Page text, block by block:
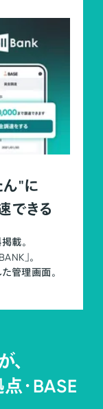
ん"に
できる
載。
」。
た管理画面。
、
・BASE